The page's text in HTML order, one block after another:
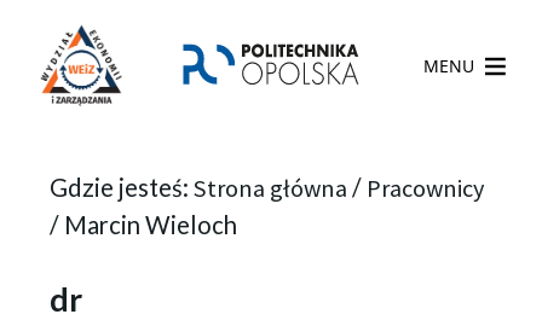
MENU
Gdzie jesteś: Strona główna / Pracownicy
/ Marcin Wieloch
dr